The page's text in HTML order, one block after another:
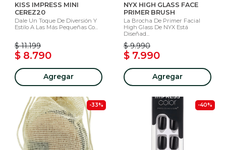
KISS IMPRESS MINI
CEREZ20
Dale Un Toque De Diversión Y
Estilo A Las Más Pequeñas Co...
$ 11.199
$ 8.790
Agregar
NYX HIGH GLASS FACE
PRIMER BRUSH
La Brocha De Primer Facial
High Glass De NYX Está
Diseñad...
$ 9.990
$ 7.990
Agregar
-33% -40%